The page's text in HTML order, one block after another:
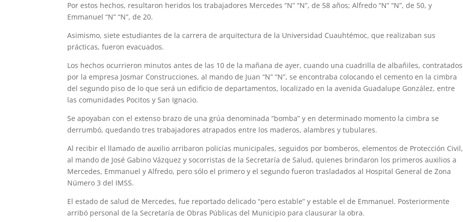
Por estos hechos, resultaron heridos los trabajadores Mercedes “N” “N”, de 58 años; Alfredo “N” “N”, de 50, y
Emmanuel “N” “N”, de 20.
Asimismo, siete estudiantes de la carrera de arquitectura de la Universidad Cuauhté­moc, que realizaban sus
prácticas, fueron evacuados.
Los hechos ocurrieron minutos antes de las 10 de la mañana de ayer, cuando una cuadrilla de albañiles, contratados
por la empresa Josmar Construcciones, al mando de Juan “N” “N”, se encontraba colocando el cemento en la cimbra
del segundo piso de lo que será un edificio de departamen­tos, localizado en la avenida Guadalupe González, entre
las comunidades Pocitos y San Ignacio.
Se apoyaban con el extenso brazo de una grúa denominada “bomba” y en determinado momento la cimbra se
derrumbó, quedando tres trabajadores atrapados entre los maderos, alambres y tubulares.
Al recibir el llamado de auxilio arribaron policías municipales, seguidos por bombe­ros, elementos de Protección Civil,
al mando de José Gabino Vázquez y socorristas de la Secretaría de Salud, quienes brindaron los primeros auxilios a
Mercedes, Emmanuel y Alfredo, pero sólo el primero y el segundo fueron trasladados al Hospital General de Zona
Número 3 del IMSS.
El estado de salud de Mercedes, fue re­portado delicado “pero estable” y estable el de Emmanuel. Posteriormente
arribó personal de la Se­cretaría de Obras Públicas del Municipio para clausurar la obra.